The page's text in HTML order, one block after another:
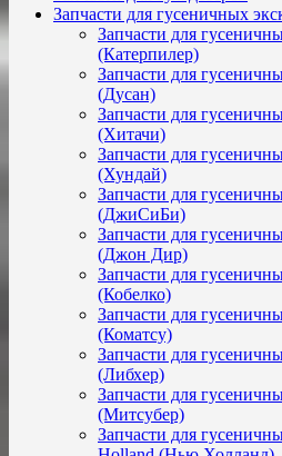
Запчасти для гусеничных
Запчасти для
(Катерпилер)
Запчасти для
(Дусан)
Запчасти для
(Хитачи)
Запчасти для
(Хундай)
Запчасти для
(ДжиСиБи)
Запчасти для
(Джон Дир)
Запчасти для
(Кобелко)
Запчасти для
(Коматсу)
Запчасти для
(Либхер)
Запчасти для
(Митсубер)
Запчасти для